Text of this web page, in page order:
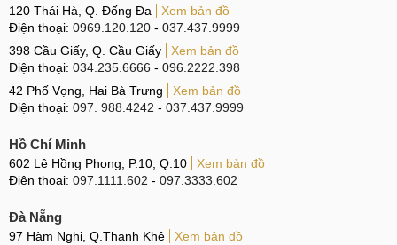
120 Thái Hà, Q. Đống Đa
Xem bản đồ
Điện thoại: 0969.120.120 - 037.437.9999
398 Cầu Giấy, Q. Cầu Giấy
Xem bản đồ
Điện thoại: 034.235.6666 - 096.2222.398
42 Phố Vọng, Hai Bà Trưng
Xem bản đồ
Điện thoại: 097. 988.4242 - 037.437.9999
Hồ Chí Minh
602 Lê Hồng Phong, P.10, Q.10
Xem bản đồ
Điện thoại: 097.1111.602 - 097.3333.602
Đà Nẵng
97 Hàm Nghi, Q.Thanh Khê
Xem bản đồ